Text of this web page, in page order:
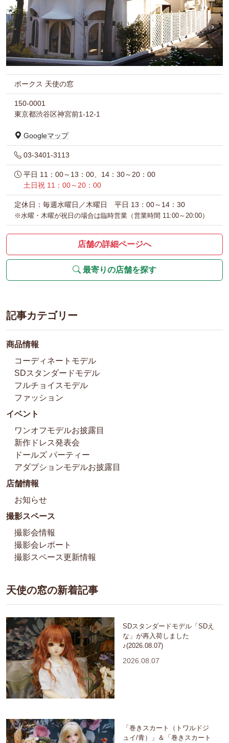
ボークス 天使の窓
150-0001
東京都渋谷区神宮前1-12-1
Googleマップ
03-3401-3113
平日 11：00～13：00、14：30～20：00
土日祝 11：00～20：00
定休日：毎週水曜日／木曜日 平日 13：00～14：30
※水曜・木曜が祝日の場合は臨時営業（営業時間 11:00～20:00）
店舗の詳細ページへ
最寄りの店舗を探す
記事カテゴリー
商品情報
コーディネートモデル
SDスタンダードモデル
フルチョイスモデル
ファッション
イベント
ワンオフモデルお披露目
新作ドレス発表会
ドールズ パーティー
アダプションモデルお披露目
店舗情報
お知らせ
撮影スペース
撮影会情報
撮影会レポート
撮影スペース更新情報
天使の窓の新着記事
SDスタンダードモデル「SDえ
な」が再入荷しました
♪(2026.08.07)
2026.08.07
「巻きスカート（トワルドジ
ュイ/青）」＆「巻きスカート